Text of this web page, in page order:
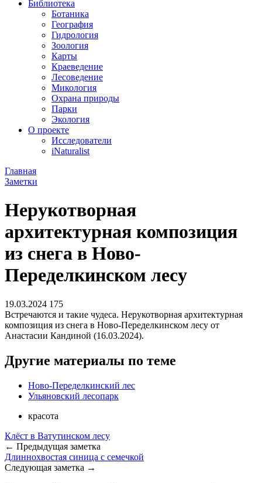
Библиотека
Ботаника
География
Гидрология
Зоология
Карты
Краеведение
Лесоведение
Микология
Охрана природы
Парки
Экология
О проекте
Исследователи
iNaturalist
Главная
Заметки
Нерукотворная
архитектурная композиция
из снега в Ново-
Переделкинском лесу
19.03.2024 175
Встречаются и такие чудеса. Нерукотворная архитектурная
композиция из снега в Ново-Переделкинском лесу от
Анастасии Кандиной (16.03.2024).
Другие материалы по теме
Ново-Переделкинский лес
Ульяновский лесопарк
красота
Клёст в Ватутинском лесу
← Предыдущая заметка
Длиннохвостая синица с семечкой
Следующая заметка →